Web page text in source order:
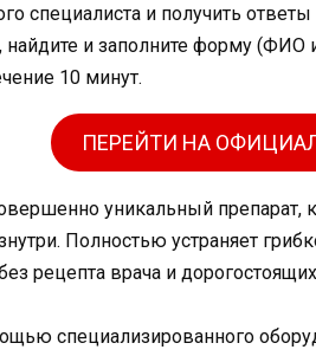
специалиста и получить
и заполните форму (ФИО
10 минут.
ПЕРЕЙТИ НА
уникальный препарат,
Полностью устраняет
рецепта врача и
специализированного